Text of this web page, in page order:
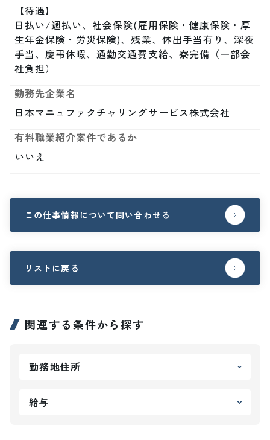
【待遇】
日払い/週払い、社会保険(雇用保険・健康保険・厚
生年金保険・労災保険)、残業、休出手当有り、深夜
手当、慶弔休暇、通勤交通費支給、寮完備（一部会
社負担）
勤務先企業名
日本マニュファクチャリングサービス株式会社
有料職業紹介案件であるか
いいえ
この仕事情報について問い合わせる
リストに戻る
関連する条件から探す
勤務地住所
給与